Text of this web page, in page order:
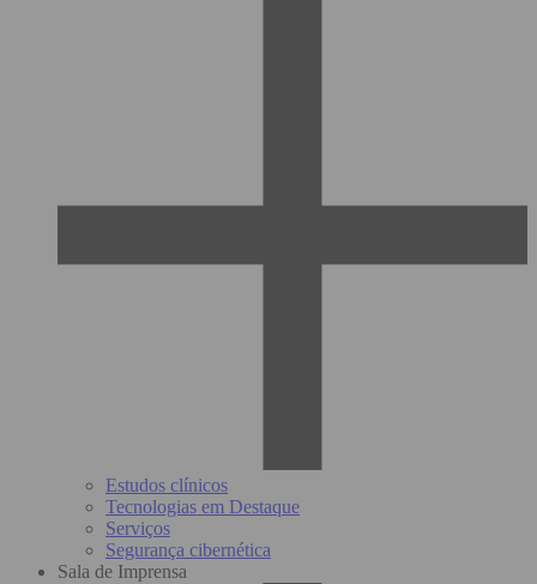
Estudos clínicos
Tecnologias em Destaque
Serviços
Segurança cibernética
Sala de Imprensa